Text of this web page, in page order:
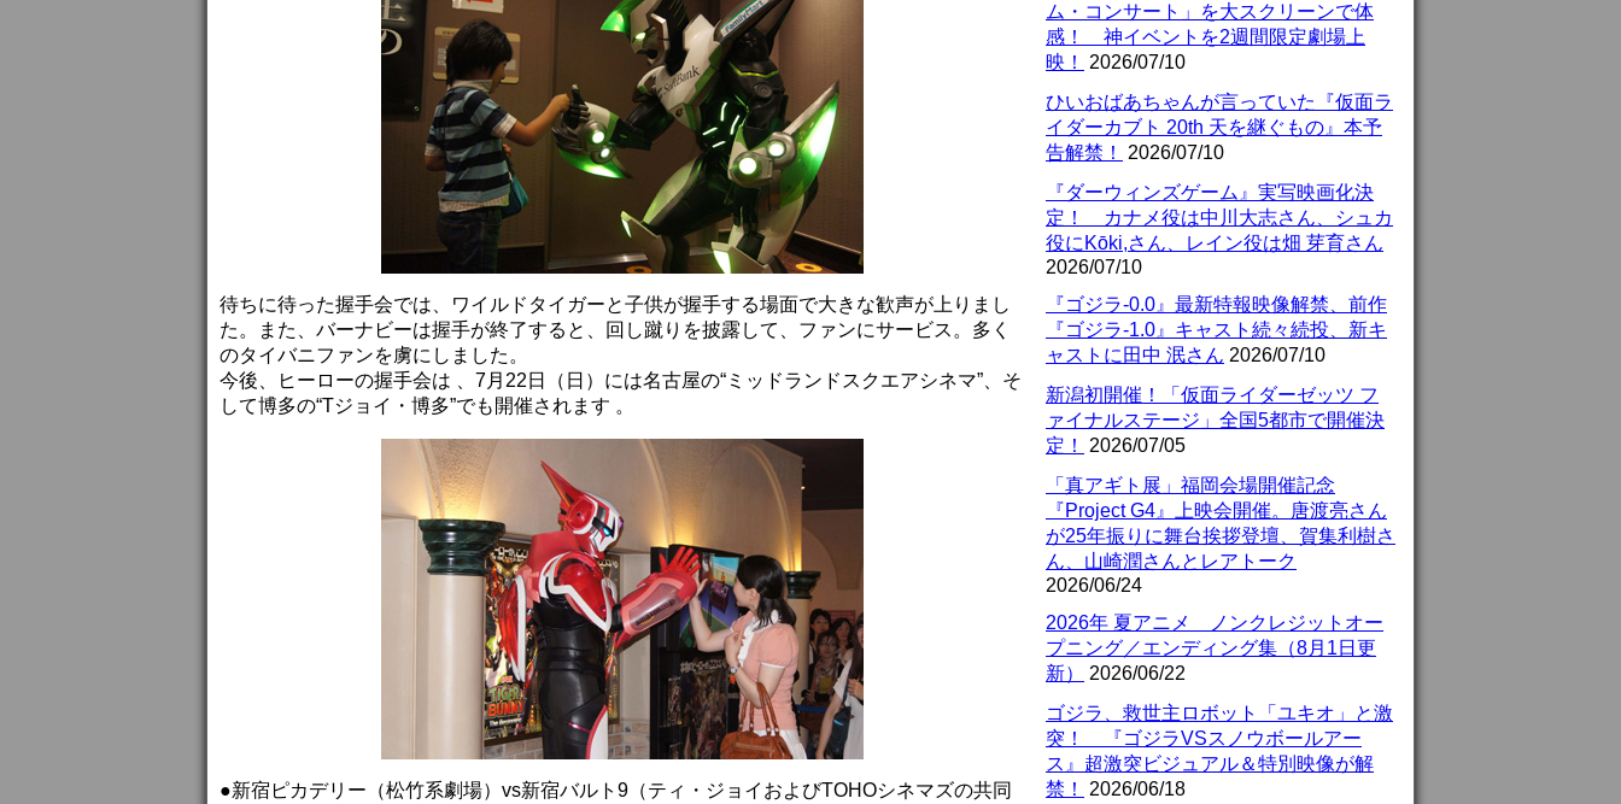
待ちに待った握手会では、ワイルドタイガーと子供が握手する場面で大きな歓声が上りまし
た。また、バーナビーは握手が終了すると、回し蹴りを披露して、ファンにサービス。多く
のタイバニファンを虜にしました。
今後、ヒーローの握手会は 、7月22日（日）には名古屋の“ミッドランドスクエアシネマ”、そ
して博多の“Tジョイ・博多”でも開催されます 。
●新宿ピカデリー（松竹系劇場）vs新宿バルト9（ティ・ジョイおよびTOHOシネマズの共同
ム・コンサート」を大スクリーンで体
感！ 神イベントを2週間限定劇場上
映！
2026/07/10
ひいおばあちゃんが言っていた『仮面ラ
イダーカブト 20th 天を継ぐもの』本予
告解禁！
2026/07/10
『ダーウィンズゲーム』実写映画化決
定！ カナメ役は中川大志さん、シュカ
役にKōki,さん、レイン役は畑 芽育さん
2026/07/10
『ゴジラ-0.0』最新特報映像解禁、前作
『ゴジラ-1.0』キャスト続々続投、新キ
ャストに田中 泯さん 2026/07/10
新潟初開催！「仮面ライダーゼッツ フ
ァイナルステージ」全国5都市で開催決
定！
2026/07/05
「真アギト展」福岡会場開催記念
『Project G4』上映会開催。唐渡亮さん
が25年振りに舞台挨拶登壇、賀集利樹さ
ん、山崎潤さんとレアトーク
2026/06/24
2026年 夏アニメ ノンクレジットオー
プニング／エンディング集（8月1日更
新）
2026/06/22
ゴジラ、救世主ロボット「ユキオ」と激
突！ 『ゴジラVSスノウボールアー
ス』超激突ビジュアル＆特別映像が解
禁！
2026/06/18